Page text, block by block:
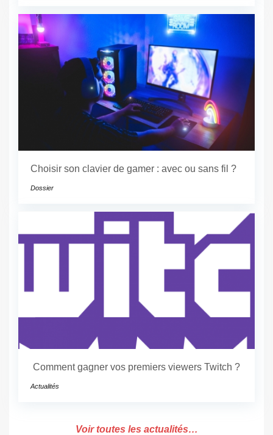
Choisir son clavier de gamer : avec ou sans fil ?
Dossier
Comment gagner vos premiers viewers Twitch ?
Actualités
Voir toutes les actualités…